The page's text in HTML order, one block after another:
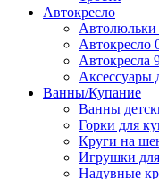
Автокресло
Автолюльки
Автокресло
Автокресла
Аксессуары
Ванны/Купание
Ванны
Горки для
Круги на
Игрушки
Надувные